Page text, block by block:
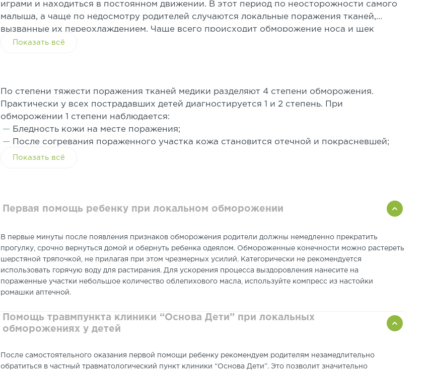
играми и находиться в постоянном движении. В этот период по неосторожности самого
малыша, а чаще по недосмотру родителей случаются локальные поражения тканей,
вызванные их переохлаждением. Чаще всего происходит обморожение носа и щек
ребенка, реже встречается обморожение ушей, рук и ног.
Показать всё
По степени тяжести поражения тканей медики разделяют 4 степени обморожения.
Практически у всех пострадавших детей диагностируется 1 и 2 степень. При
обморожении 1 степени наблюдается:
Бледность кожи на месте поражения;
После согревания пораженного участка кожа становится отечной и покрасневшей;
Сильное чувство жжения и зуд.
После согреванияобмороженногоучастка ребенок чувствует сильную боль,
признаками омертвления тканей на фоне глубокого поражения кожного покрова.
Показать всё
Первая помощь ребенку при локальном обморожении
В первые минуты после появления признаков обморожения родители должны немедленно прекратить
прогулку, срочно вернуться домой и обернуть ребенка одеялом. Обмороженные конечности можно растереть
шерстяной тряпочкой, не прилагая при этом чрезмерных усилий. Категорически не рекомендуется
использовать горячую воду для растирания. Для ускорения процесса выздоровления нанесите на
пораженные участки небольшое количество облепихового масла, используйте компресс из настойки
ромашки аптечной.
Помощь травмпункта клиники “Основа Дети” при локальных
обморожениях у детей
После самостоятельного оказания первой помощи ребенку рекомендуем родителям незамедлительно
обратиться в частный травматологический пункт клиники “Основа Дети”. Это позволит значительно